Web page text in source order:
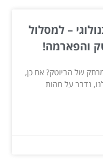
– למסלול
והפארמה!
של הביוטק? אם כן,
נדבר על מהות